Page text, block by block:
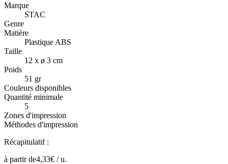
Marque
STAC
Genre
Matière
Plastique ABS
Taille
12 x ø 3 cm
Poids
51 gr
Couleurs disponibles
Quantité minimale
5
Zones d'impression
Méthodes d'impression
Récapitulatif :
à partir de4,33€ /u.